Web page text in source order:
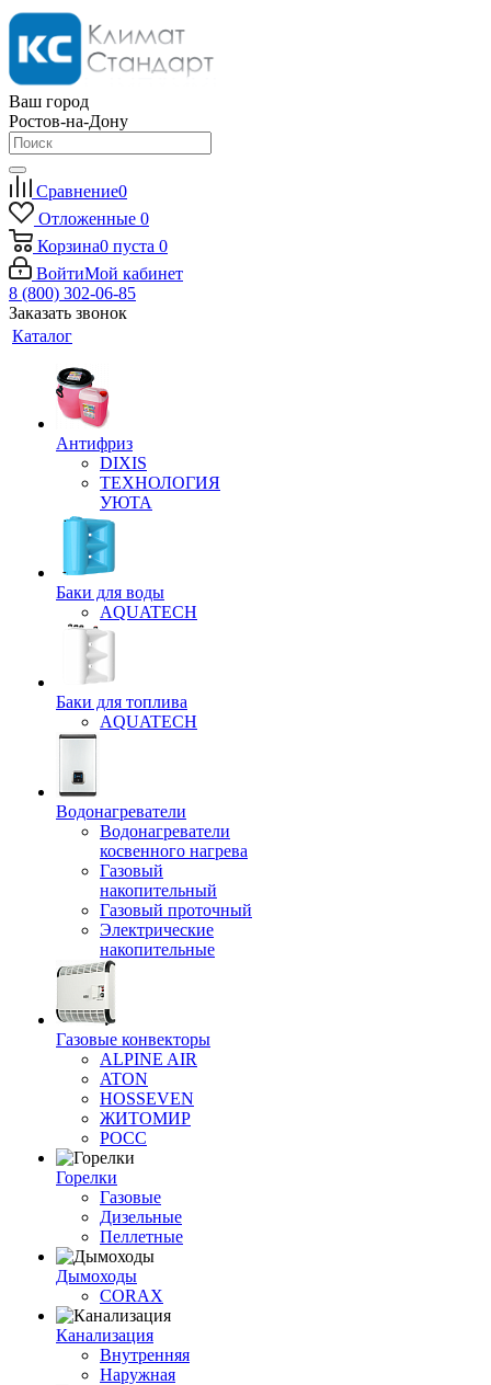
Ваш город
Ростов-на-Дону
Сравнение0
Отложенные 0
Корзина0 пуста 0
ВойтиМой кабинет
8 (800) 302-06-85
Заказать звонок
Каталог
Антифриз
DIXIS
ТЕХНОЛОГИЯ
УЮТА
Баки для воды
AQUATECH
Баки для топлива
AQUATECH
Водонагреватели
Водонагреватели
косвенного нагрева
Газовый
накопительный
Газовый проточный
Электрические
накопительные
Газовые конвекторы
ALPINE AIR
ATON
HOSSEVEN
ЖИТОМИР
РОСС
Горелки
Газовые
Дизельные
Пеллетные
Дымоходы
CORAX
Канализация
Внутренняя
Наружная